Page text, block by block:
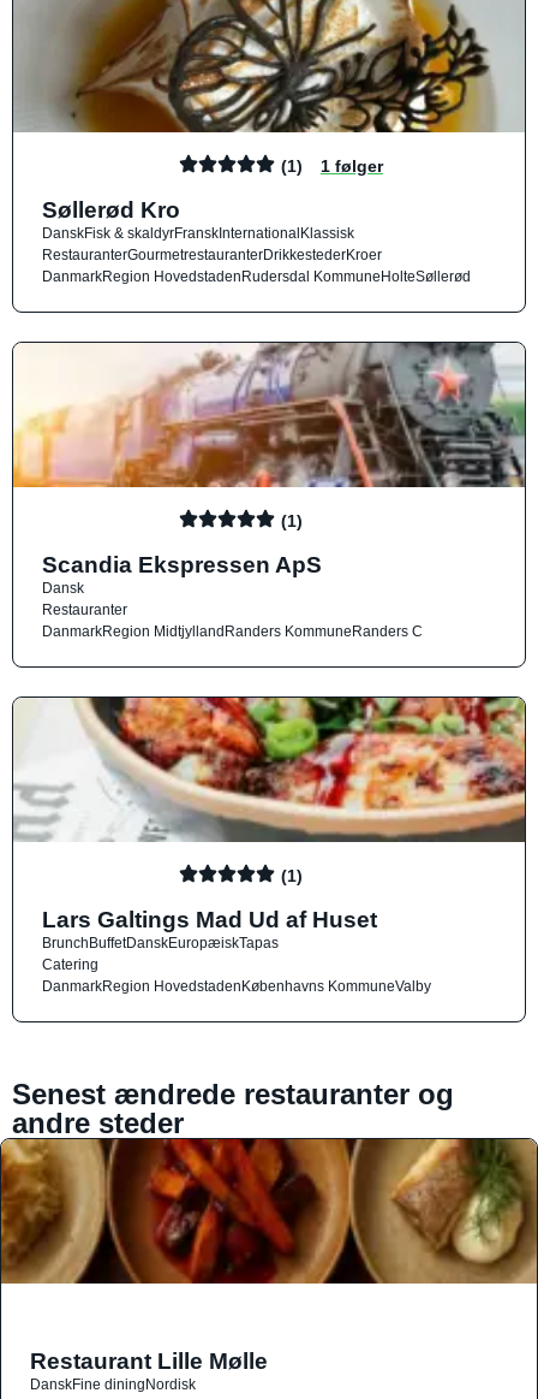
(1) 1 følger
Søllerød Kro
DanskFisk & skaldyrFranskInternationalKlassisk
RestauranterGourmetrestauranterDrikkestederKroer
DanmarkRegion HovedstadenRudersdal KommuneHolteSøllerød
(1)
Scandia Ekspressen ApS
Dansk
Restauranter
DanmarkRegion MidtjyllandRanders KommuneRanders C
(1)
Lars Galtings Mad Ud af Huset
BrunchBuffetDanskEuropæiskTapas
Catering
DanmarkRegion HovedstadenKøbenhavns KommuneValby
Senest ændrede restauranter og
andre steder
Restaurant Lille Mølle
DanskFine diningNordisk